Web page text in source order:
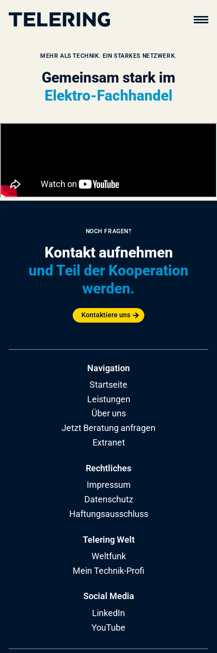
MEHR ALS TECHNIK. EIN STARKES NETZWERK.
Gemeinsam stark im
Elektro-Fachhandel
NOCH FRAGEN?
Kontakt aufnehmen
und Teil der Kooperation
werden.
Kontaktiere uns
Navigation
Startseite
Leistungen
Über uns
Jetzt Beratung anfragen
Extranet
Rechtliches
Impressum
Datenschutz
Haftungsausschluss
Telering Welt
Weltfunk
Mein Technik-Profi
Social Media
LinkedIn
YouTube